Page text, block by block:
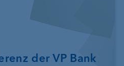
der VP Bank